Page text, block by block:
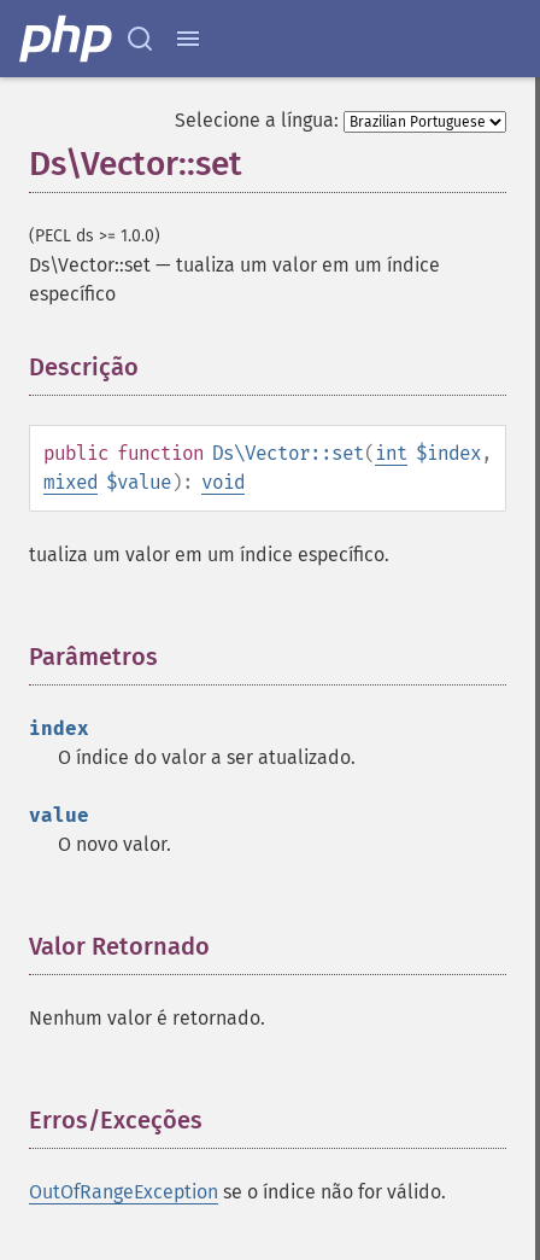
Selecione a língua:
Ds\Vector::set
(PECL ds >= 1.0.0)
Ds\Vector::set — tualiza um valor em um índice
específico
Descrição
public function Ds\Vector::set( int $index,
mixed $value): void
tualiza um valor em um índice específico.
Parâmetros
index
O índice do valor a ser atualizado.
value
O novo valor.
Valor Retornado
Nenhum valor é retornado.
Erros/Exceções
OutOfRangeException se o índice não for válido.